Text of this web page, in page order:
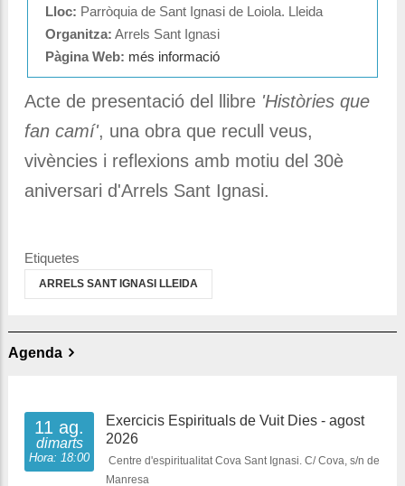
Lloc: Parròquia de Sant Ignasi de Loiola. Lleida
Organitza: Arrels Sant Ignasi
Pàgina Web: més informació
Acte de presentació del llibre 'Històries que
fan camí', una obra que recull veus,
vivències i reflexions amb motiu del 30è
aniversari d'Arrels Sant Ignasi.
Etiquetes
ARRELS SANT IGNASI LLEIDA
Agenda
11 ag.
dimarts
Hora: 18:00
Exercicis Espirituals de Vuit Dies - agost
2026
Centre d'espiritualitat Cova Sant Ignasi. C/ Cova, s/n de
Manresa